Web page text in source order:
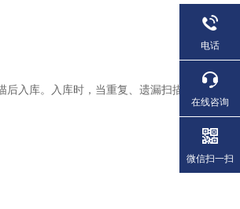
入库。入库时，当重复、遗漏扫描
电话
在线咨询
微信扫一扫